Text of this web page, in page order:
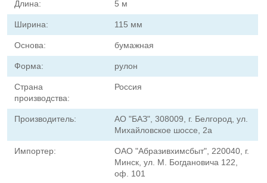
Длина: 5 м
Ширина: 115 мм
Основа: бумажная
Форма: рулон
Страна
производства:
Россия
Производитель:
АО "БАЗ", 308009, г. Белгород, ул.
Михайловское шоссе, 2а
Импортер:
ОАО "Абразивхимсбыт", 220040, г.
Минск, ул. М. Богдановича 122,
оф. 101